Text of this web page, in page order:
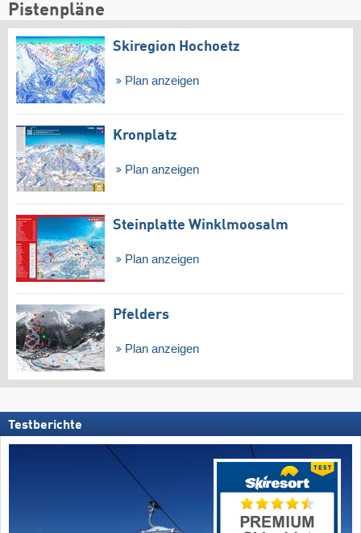
Pistenpläne
Skiregion Hochoetz
Plan anzeigen
Kronplatz
Plan anzeigen
Steinplatte Winklmoosalm
Plan anzeigen
Pfelders
Plan anzeigen
Testberichte